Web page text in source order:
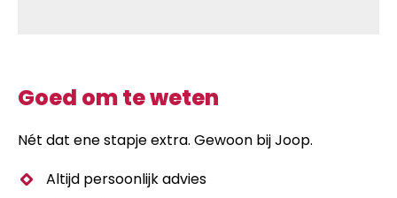
Goed om te weten
Nét dat ene stapje extra. Gewoon bij Joop.
Altijd persoonlijk advies